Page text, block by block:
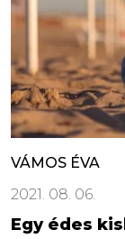
VÁMOS ÉVA
2021. 08. 06.
Egy édes